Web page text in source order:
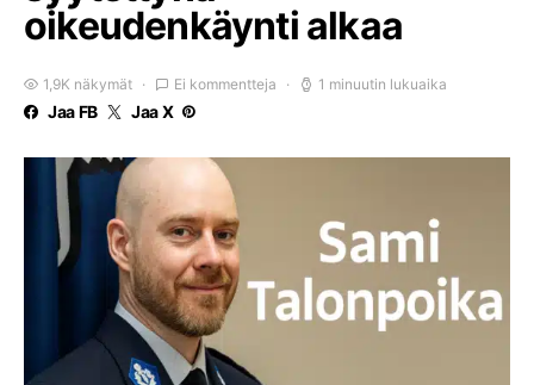
oikeudenkäynti alkaa
1,9K näkymät Ei kommentteja 1 minuutin lukuaika
Jaa FB Jaa X